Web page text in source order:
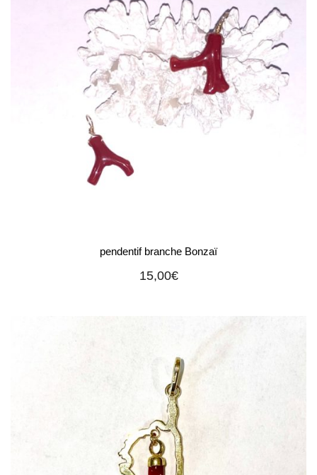
pendentif branche Bonzaï
15,00€